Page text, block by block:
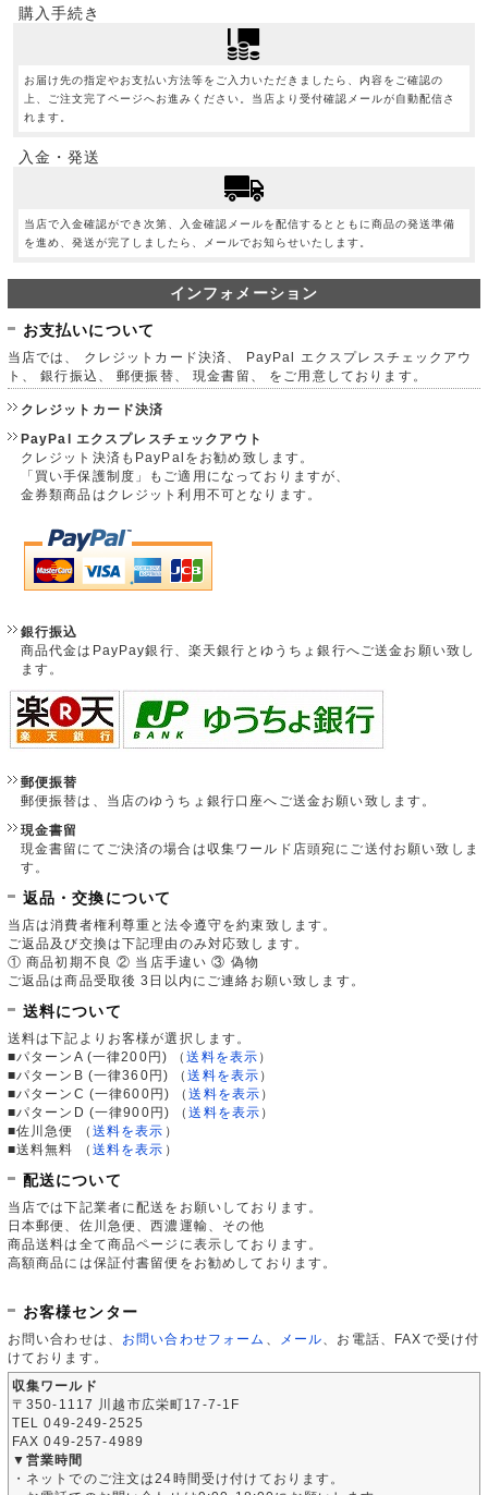
購入手続き
お届け先の指定やお支払い方法等をご入力いただきましたら、内容をご確認の
上、ご注文完了ページへお進みください。当店より受付確認メールが自動配信さ
れます。
入金・発送
当店で入金確認ができ次第、入金確認メールを配信するとともに商品の発送準備
を進め、発送が完了しましたら、メールでお知らせいたします。
インフォメーション
お支払いについて
当店では、 クレジットカード決済、 PayPal エクスプレスチェックアウ
ト、 銀行振込、 郵便振替、 現金書留、 をご用意しております。
クレジットカード決済
PayPal エクスプレスチェックアウト
クレジット決済もPayPalをお勧め致します。
「買い手保護制度」もご適用になっておりますが、
金券類商品はクレジット利用不可となります。
銀行振込
商品代金はPayPay銀行、楽天銀行とゆうちょ銀行へご送金お願い致し
ます。
郵便振替
郵便振替は、当店のゆうちょ銀行口座へご送金お願い致します。
現金書留
現金書留にてご決済の場合は収集ワールド店頭宛にご送付お願い致しま
す。
返品・交換について
当店は消費者権利尊重と法令遵守を約束致します。
ご返品及び交換は下記理由のみ対応致します。
① 商品初期不良 ② 当店手違い ③ 偽物
ご返品は商品受取後 3日以内にご連絡お願い致します。
送料について
送料は下記よりお客様が選択します。
■パターンA (一律200円)
（送料を表示 ）
■パターンB (一律360円)
（送料を表示 ）
■パターンC (一律600円)
（送料を表示 ）
■パターンD (一律900円)
（送料を表示 ）
■佐川急便
（ 送料を表示 ）
■送料無料
（ 送料を表示 ）
配送について
当店では下記業者に配送をお願いしております。
日本郵便、佐川急便、西濃運輸、その他
商品送料は全て商品ページに表示しております。
高額商品には保証付書留便をお勧めしております。
お客様センター
お問い合わせは、 お問い合わせフォーム メール 、お電話、FAXで受け付
けております。
収集ワールド
〒350-1117 川越市広栄町17-7-1F
TEL 049-249-2525
FAX 049-257-4989
▼営業時間
・ネットでのご注文は24時間受け付けております。